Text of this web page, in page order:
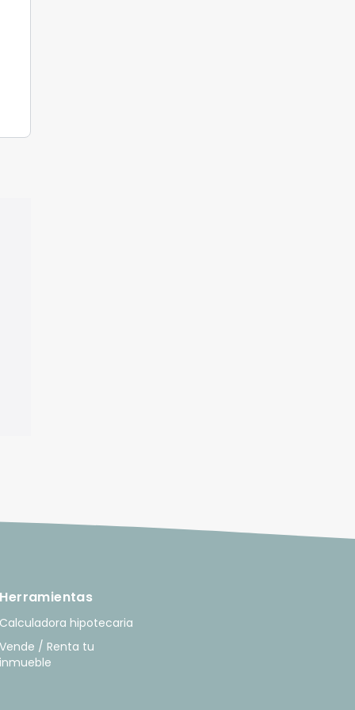
Herramientas
Calculadora hipotecaria
Vende / Renta tu
inmueble